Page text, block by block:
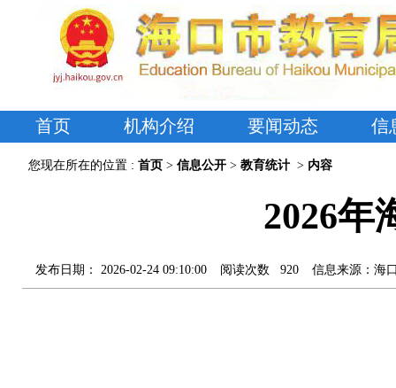
首页 机构介绍 要闻动态 信
您现在所在的位置 : 首页 > 信息公开 > 教育统计 > 内容
2026年
发布日期： 2026-02-24 09:10:00 阅读次数 920 信息来源： 海